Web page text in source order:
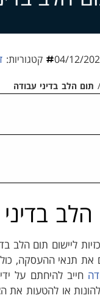
04/12/ קטגוריות:
/ תום הלב בדיני עבודה
ליישום תום הלב
את תנאי ההעסקה,
חייב להיחתם על
להונות או להטעות